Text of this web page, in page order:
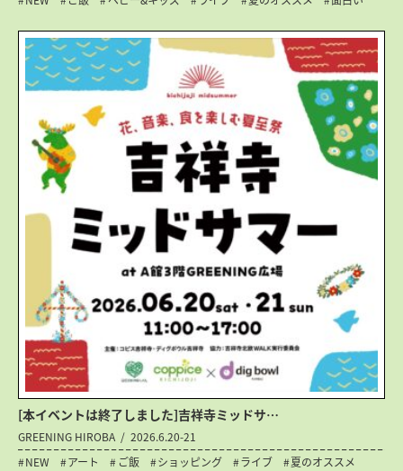
[本イベントは終了しました]吉祥寺ミッドサ…
GREENING HIROBA
2026.6.20-21
NEW
アート ご飯 ショッピング ライブ
夏のオススメ